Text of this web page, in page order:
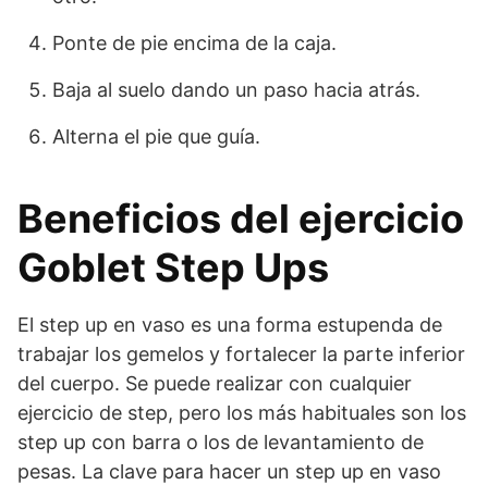
Ponte de pie encima de la caja.
Baja al suelo dando un paso hacia atrás.
Alterna el pie que guía.
Beneficios del ejercicio
Goblet Step Ups
El step up en vaso es una forma estupenda de
trabajar los gemelos y fortalecer la parte inferior
del cuerpo. Se puede realizar con cualquier
ejercicio de step, pero los más habituales son los
step up con barra o los de levantamiento de
pesas. La clave para hacer un step up en vaso